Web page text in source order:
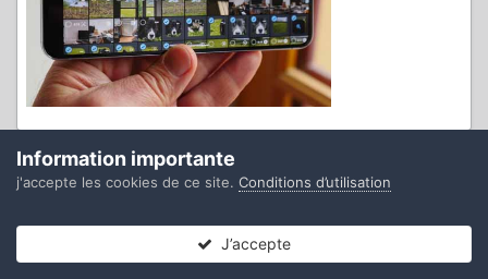
Test complet DJI Osmo Pocket 3
Information importante
j'accepte les cookies de ce site. Conditions d’utilisation
J’accepte